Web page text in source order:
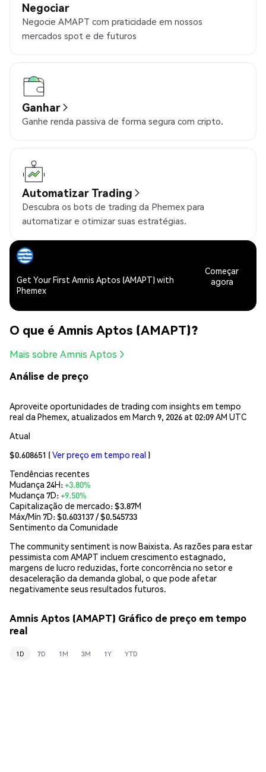
Negociar
Negocie AMAPT com praticidade em nossos
mercados spot e de futuros
Ganhar
Ganhe renda passiva de forma segura com cripto.
Automatizar Trading
Descubra os bots de trading da Phemex para
automatizar e otimizar suas estratégias.
Get Your First Amnis Aptos (AMAPT) with
Phemex
Começar
agora
O que é Amnis Aptos (AMAPT)?
Mais sobre Amnis Aptos
Análise de preço
Aproveite oportunidades de trading com insights em tempo
real da Phemex, atualizados em March 9, 2026 at 02:09 AM UTC
Atual
$0.608651 (Ver preço em tempo real )
Tendências recentes
Mudança 24H:+3.80%
Mudança 7D:+9.50%
Capitalização de mercado:$3.87M
Máx/Mín 7D: $0.603137/ $0.545733
Sentimento da Comunidade
The community sentiment is now Baixista. As razões para estar
pessimista com AMAPT incluem crescimento estagnado,
margens de lucro reduzidas, forte concorrência no setor e
desaceleração da demanda global, o que pode afetar
negativamente seus resultados futuros.
Amnis Aptos (AMAPT) Gráfico de preço em tempo
real
1D 7D 1M 3M 1Y YTD